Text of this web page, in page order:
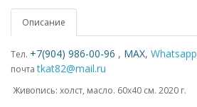
Описание
Тел. +7(904) 986-00-96 , MAX, Whatsapp
почтаtkat82@mail.ru
Живопись: холст, масло. 60х40 см. 2020 г.